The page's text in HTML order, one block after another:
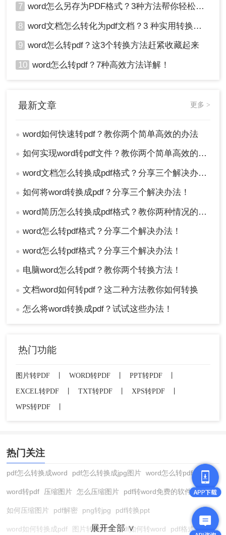
7 word怎么另存为PDF格式？3种方法帮你轻松转换!
8 word文档怎么转化为pdf文档？3 种实用转换方法，完美保留原文档格式！
9 word怎么转pdf？这3个转换方法赶紧收藏起来
10 word怎么转pdf？7种高效方法详解！
最新文章 更多 >
● word如何快速转pdf？教你两个简单高效的办法
● 如何实现word转pdf文件？教你两个简单高效的办法
● word文档怎么转换成pdf格式？分享三个解决办法！
● 如何将word转换成pdf？分享三个解决办法！
● word简历怎么转换成pdf格式？教你两种情况的转换方法
● word怎么转pdf格式？分享二个解决办法！
● word怎么转pdf格式？分享三个解决办法！
● 电脑word怎么转pdf？教你两个转换方法！
● 文档word如何转pdf？这二种方法教你如何转换
● 怎么将word转换成pdf？试试这些办法！
热门功能
图片转PDF WORD转PDF PPT转PDF
EXCEL转PDF
TXT转PDF XPS转PDF
WPS转PDF
热门关注
pdf怎么转换成word pdf怎么转换成jpg图片 word怎么转pdf
word转pdf 压缩图片 怎么压缩图片 pdf转word免费的软件
如何压缩图片 pdf解密 png转jpg pdf转换ppt
word如何转换成pdf 图片转换格式 pdf如何转word pdf格式转换
展开全部 ∨